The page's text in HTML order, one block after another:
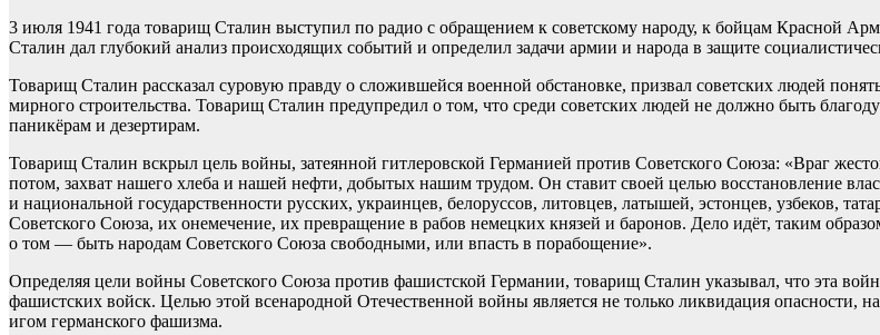
3 июля 1941 года товарищ Сталин выступил по радио с обращением к советскому народу, к бойцам Красной
Сталин дал глубокий анализ происходящих событий и определил задачи армии и народа в защите
Товарищ Сталин рассказал суровую правду о сложившейся военной обстановке, призвал советских людей
мирного строительства. Товарищ Сталин предупредил о том, что среди советских людей не должно быть
паникёрам и дезертирам.
Товарищ Сталин вскрыл цель войны, затеянной гитлеровской Германией против Советского Союза: «Враг
потом, захват нашего хлеба и нашей нефти, добытых нашим трудом. Он ставит своей целью восстановление
и национальной государственности русских, украинцев, белоруссов, литовцев, латышей, эстонцев, узбеков,
Советского Союза, их онемечение, их превращение в рабов немецких князей и баронов. Дело идёт, таким
о том — быть народам Советского Союза свободными, или впасть в порабощение».
Определяя цели войны Советского Союза против фашистской Германии, товарищ Сталин указывал, что эта
фашистских войск. Целью этой всенародной Отечественной войны является не только ликвидация
игом германского фашизма.